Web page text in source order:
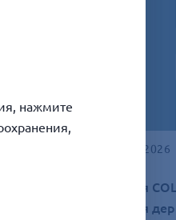
26 МАЯ 2026
09 июня
БСС для
нажмите